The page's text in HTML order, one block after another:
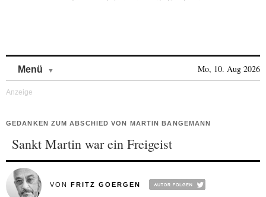
Menü Mo, 10. Aug 2026
GEDANKEN ZUM ABSCHIED VON MARTIN BANGEMANN
Sankt Martin war ein Freigeist
VON FRITZ GOERGEN